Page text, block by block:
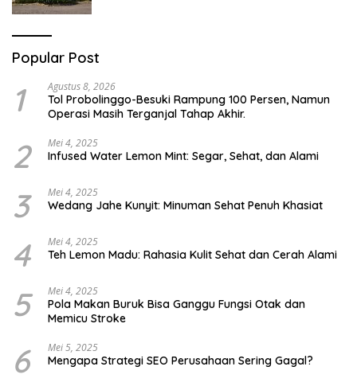
Popular Post
1 Agustus 8, 2026
Tol Probolinggo-Besuki Rampung 100 Persen, Namun
Operasi Masih Terganjal Tahap Akhir.
2 Mei 4, 2025
Infused Water Lemon Mint: Segar, Sehat, dan Alami
3 Mei 4, 2025
Wedang Jahe Kunyit: Minuman Sehat Penuh Khasiat
4 Mei 4, 2025
Teh Lemon Madu: Rahasia Kulit Sehat dan Cerah Alami
5 Mei 4, 2025
Pola Makan Buruk Bisa Ganggu Fungsi Otak dan
Memicu Stroke
6 Mei 5, 2025
Mengapa Strategi SEO Perusahaan Sering Gagal?